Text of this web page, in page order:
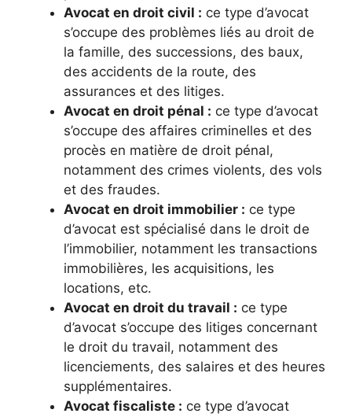
Avocat en droit civil : ce type d’avocat
s’occupe des problèmes liés au droit de
la famille, des successions, des baux,
des accidents de la route, des
assurances et des litiges.
Avocat en droit pénal : ce type d’avocat
s’occupe des affaires criminelles et des
procès en matière de droit pénal,
notamment des crimes violents, des vols
et des fraudes.
Avocat en droit immobilier : ce type
d’avocat est spécialisé dans le droit de
l’immobilier, notamment les transactions
immobilières, les acquisitions, les
locations, etc.
Avocat en droit du travail : ce type
d’avocat s’occupe des litiges concernant
le droit du travail, notamment des
licenciements, des salaires et des heures
supplémentaires.
Avocat fiscaliste : ce type d’avocat